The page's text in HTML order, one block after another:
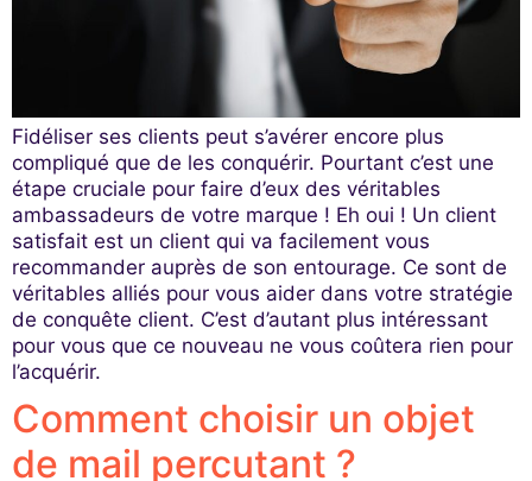
Fidéliser ses clients peut s’avérer encore plus
compliqué que de les conquérir. Pourtant c’est une
étape cruciale pour faire d’eux des véritables
ambassadeurs de votre marque ! Eh oui ! Un client
satisfait est un client qui va facilement vous
recommander auprès de son entourage. Ce sont de
véritables alliés pour vous aider dans votre stratégie
de conquête client. C’est d’autant plus intéressant
pour vous que ce nouveau ne vous coûtera rien pour
l’acquérir.
Comment choisir un objet
de mail percutant ?